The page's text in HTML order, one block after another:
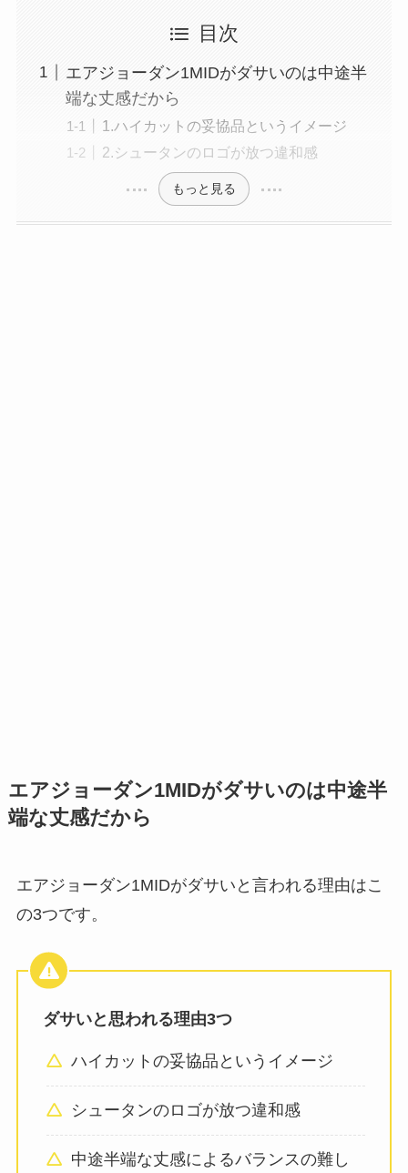
目次
エアジョーダン1MIDがダサいのは中途半
端な丈感だから
1.ハイカットの妥協品というイメージ
2.シュータンのロゴが放つ違和感
もっと見る
エアジョーダン1MIDがダサいのは中途半
端な丈感だから
エアジョーダン1MIDがダサいと言われる理由はこ
の3つです。
ダサいと思われる理由3つ
ハイカットの妥協品というイメージ
シュータンのロゴが放つ違和感
中途半端な丈感によるバランスの難し